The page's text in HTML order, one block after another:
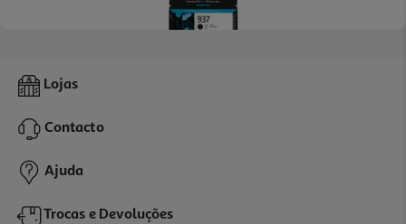
Tinteiro Original Hp 937 Black 4s6w5ne#se1
49,99 €
Lojas
Contacto
Ajuda
Trocas e Devoluções